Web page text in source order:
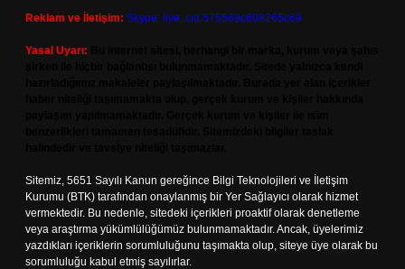
Reklam ve İletişim: Skype: live:.cid.575569c608265c69
Yasal Uyarı:
Sitemiz, 5651 Sayılı Kanun gereğince Bilgi Teknolojileri ve İletişim
Kurumu (BTK) tarafından onaylanmış bir Yer Sağlayıcı olarak hizmet
vermektedir. Bu nedenle, sitedeki içerikleri proaktif olarak denetleme
veya araştırma yükümlülüğümüz bulunmamaktadır. Ancak, üyelerimiz
yazdıkları içeriklerin sorumluluğunu taşımakta olup, siteye üye olarak bu
sorumluluğu kabul etmiş sayılırlar.